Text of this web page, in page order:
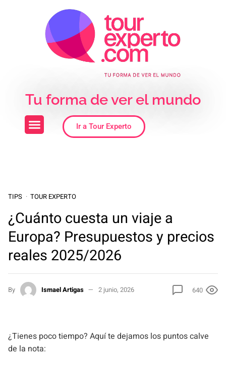
Tu forma de ver el mundo
Ir a Tour Experto
TIPS TOUR EXPERTO
¿Cuánto cuesta un viaje a
Europa? Presupuestos y precios
reales 2025/2026
By Ismael Artigas 2 junio, 2026 640
¿Tienes poco tiempo? Aquí te dejamos los puntos calve
de la nota: